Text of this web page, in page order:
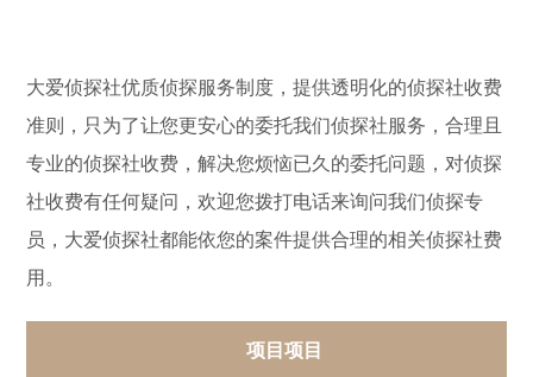
大爱侦探社优质侦探服务制度，提供透明化的侦探社收费
准则，只为了让您更安心的委托我们侦探社服务，合理且
专业的侦探社收费，解决您烦恼已久的委托问题，对侦探
社收费有任何疑问，欢迎您拨打电话来询问我们侦探专
员，大爱侦探社都能依您的案件提供合理的相关侦探社费
用。
项目项目